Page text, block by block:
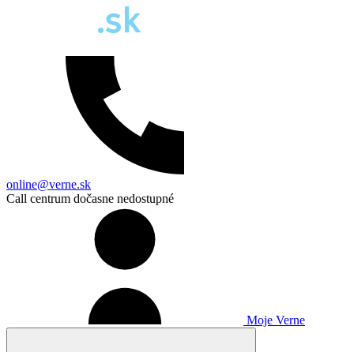
online@verne.sk
Call centrum dočasne nedostupné
Moje Verne